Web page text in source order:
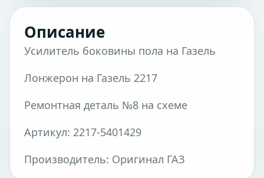
Описание
Усилитель боковины пола на Газель
Лонжерон на Газель 2217
Ремонтная деталь №8 на схеме
Артикул: 2217-5401429
Производитель: Оригинал ГАЗ